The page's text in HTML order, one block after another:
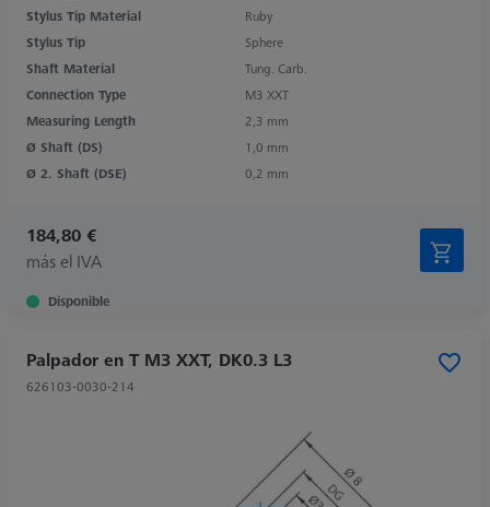
Stylus Tip Material
Ruby
Stylus Tip
Sphere
Shaft Material
Tung. Carb.
Connection Type
M3 XXT
Measuring Length
2,3 mm
Ø Shaft (DS)
1,0 mm
Ø 2. Shaft (DSE)
0,2 mm
184,80 €
más el IVA
Disponible
Palpador en T M3 XXT, DK0.3 L3
626103-0030-214